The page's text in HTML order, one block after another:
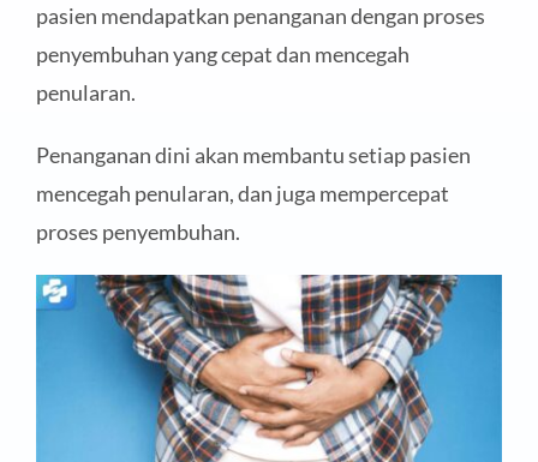
pasien mendapatkan penanganan dengan proses
penyembuhan yang cepat dan mencegah
penularan.
Penanganan dini akan membantu setiap pasien
mencegah penularan, dan juga mempercepat
proses penyembuhan.